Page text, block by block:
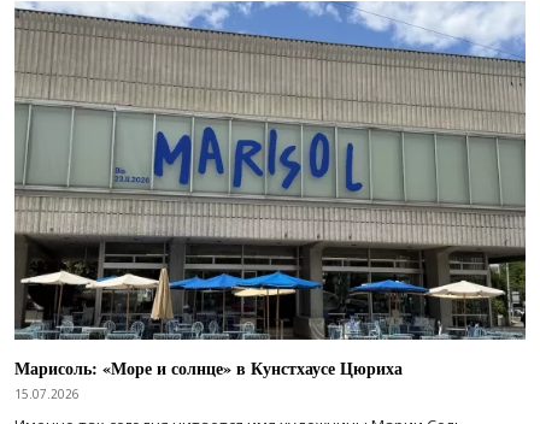
Марисоль: «Море и солнце» в Кунстхаусе Цюриха
15.07.2026